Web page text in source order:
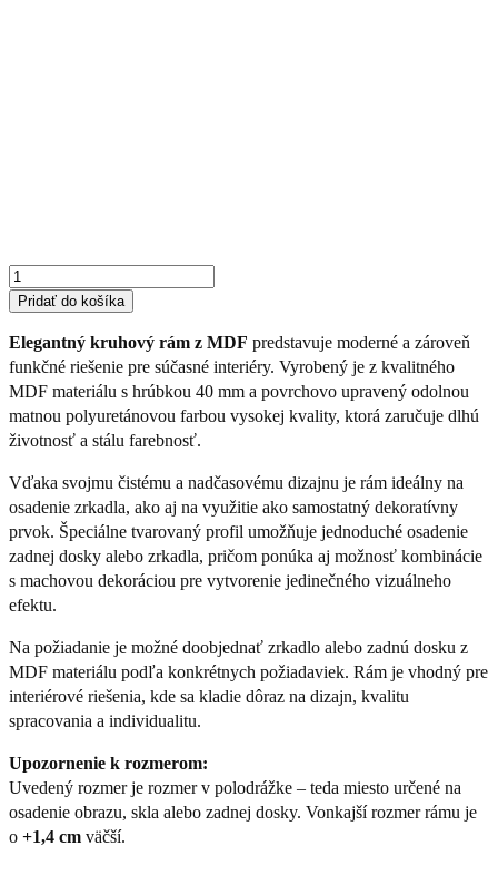
Pridať do košíka
Elegantný kruhový rám z MDF predstavuje moderné a zároveň
funkčné riešenie pre súčasné interiéry. Vyrobený je z kvalitného
MDF materiálu s hrúbkou 40 mm a povrchovo upravený odolnou
matnou polyuretánovou farbou vysokej kvality, ktorá zaručuje dlhú
životnosť a stálu farebnosť.
Vďaka svojmu čistému a nadčasovému dizajnu je rám ideálny na
osadenie zrkadla, ako aj na využitie ako samostatný dekoratívny
prvok. Špeciálne tvarovaný profil umožňuje jednoduché osadenie
zadnej dosky alebo zrkadla, pričom ponúka aj možnosť kombinácie
s machovou dekoráciou pre vytvorenie jedinečného vizuálneho
efektu.
Na požiadanie je možné doobjednať zrkadlo alebo zadnú dosku z
MDF materiálu podľa konkrétnych požiadaviek. Rám je vhodný pre
interiérové riešenia, kde sa kladie dôraz na dizajn, kvalitu
spracovania a individualitu.
Upozornenie k rozmerom:
Uvedený rozmer je rozmer v polodrážke – teda miesto určené na
osadenie obrazu, skla alebo zadnej dosky. Vonkajší rozmer rámu je
o +1,4 cm väčší.